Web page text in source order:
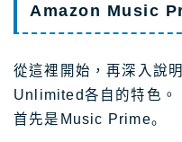
Amazon Music
從這裡開始，再深入說
Unlimited各自的特色。
首先是Music Prime。